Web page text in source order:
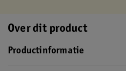
Over dit product
Productinformatie